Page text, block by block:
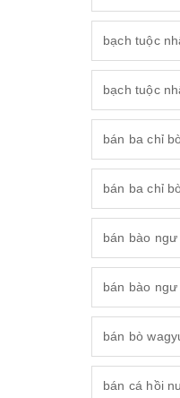
bạch tuộc
bạch tuộc
bán ba chỉ
bán ba chỉ
bán bào ngư
bán bào
bán bò
bán cá hồi